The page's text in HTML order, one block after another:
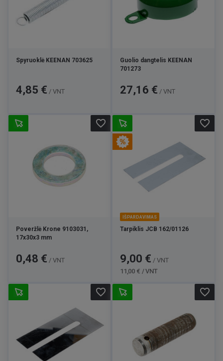
Spyruoklė KEENAN 703625
Kaina
4,85 € / VNT
Guolio dangtelis KEENAN
701273
Kaina
27,16 € / VNT
Poveržlė Krone 9103031,
17x30x3 mm
Kaina
0,48 € / VNT
favorite_border
IŠPARDAVIMAS
Tarpiklis JCB 162/01126
Kaina
9,00 € / VNT
11,00 € / VNT
favorite_border
favorite_border favorite_border